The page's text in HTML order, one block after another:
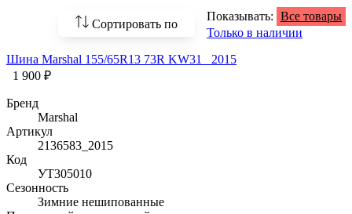
Сортировать по
По возрастанию
Показывать: Все товары
Только в наличии
Шина Marshal 155/65R13 73R KW31 _2015
1 900 ₽
Бренд
Marshal
Артикул
2136583_2015
Код
УТ305010
Сезонность
Зимние нешипованные